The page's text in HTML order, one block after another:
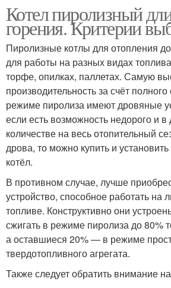
Котел пиролизный
горения. Критерии
Пиролизные котлы для отопления
для работы на разных видах
торфе, опилках, паллетах. Самую
производительность за счёт
режиме пиролиза имеют дровяные
если есть возможность недорого и в
количестве на весь отопительный
дрова, то можно купить и
котёл.
В противном случае, лучше
устройство, способное работать на
топливе. Конструктивно они
сжигать в режиме пиролиза до 80%
а оставшиеся 20% — в режиме
твердотопливного агрегата.
Также следует обратить внимание